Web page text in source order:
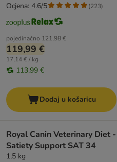
pojedinačno 121,98 €
119,99 €
17,14 € / kg
113,99 €
Ocjena: 4.6/5 (223)
Dodaj u košaricu
Royal Canin Veterinary Diet -
Satiety Support SAT 34
1,5 kg